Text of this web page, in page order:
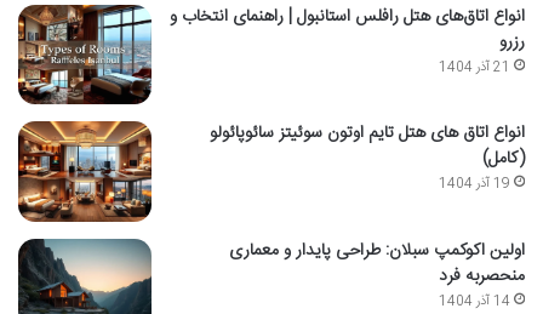
انواع اتاق‌های هتل رافلس استانبول | راهنمای انتخاب و
رزرو
21 آذر 1404
انواع اتاق های هتل تایم اوتون سوئیتز سائوپائولو
(کامل)
19 آذر 1404
اولین اکوکمپ سبلان: طراحی پایدار و معماری
منحصربه فرد
14 آذر 1404